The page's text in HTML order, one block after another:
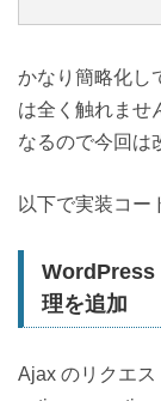
かなり簡略化し
は全く触れませ
なるので今回は
以下で実装コー
WordPress
理を追加
Ajax のリクエ